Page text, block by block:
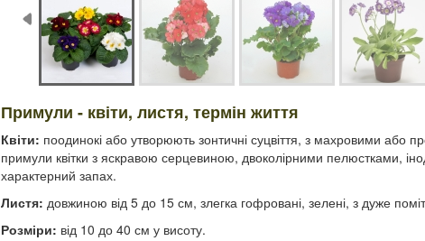
Примули - квіти, листя, термін життя
Квіти: поодинокі або утворюють зонтичні суцвіття, з махровими або
примули квітки з яскравою серцевиною, двоколірними пелюстками,
характерний запах.
Листя: довжиною від 5 до 15 см, злегка гофровані, зелені, з дуже
Розміри: від 10 до 40 см у висоту.